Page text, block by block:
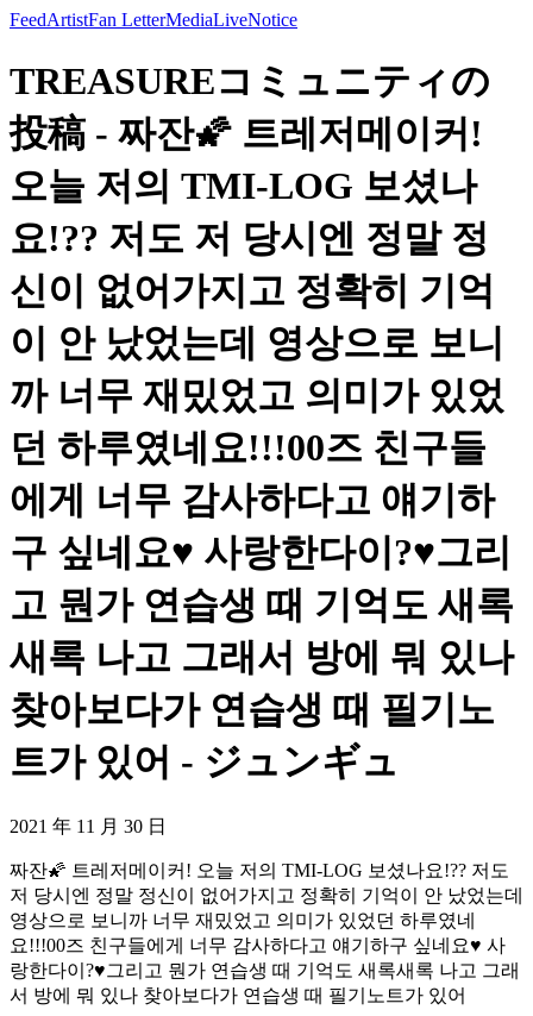
FeedArtistFan LetterMediaLiveNotice
TREASUREコミュニティの
投稿 - 짜잔🌠 트레저메이커!
오늘 저의 TMI-LOG 보셨나
요!?? 저도 저 당시엔 정말 정
신이 없어가지고 정확히 기억
이 안 났었는데 영상으로 보니
까 너무 재밌었고 의미가 있었
던 하루였네요!!!00즈 친구들
에게 너무 감사하다고 얘기하
구 싶네요♥️ 사랑한다이?♥️그리
고 뭔가 연습생 때 기억도 새록
새록 나고 그래서 방에 뭐 있나
찾아보다가 연습생 때 필기노
트가 있어 - ジュンギュ
2021 年 11 月 30 日
짜잔🌠 트레저메이커! 오늘 저의 TMI-LOG 보셨나요!?? 저도
저 당시엔 정말 정신이 없어가지고 정확히 기억이 안 났었는데
영상으로 보니까 너무 재밌었고 의미가 있었던 하루였네
요!!!00즈 친구들에게 너무 감사하다고 얘기하구 싶네요♥️ 사
랑한다이?♥️그리고 뭔가 연습생 때 기억도 새록새록 나고 그래
서 방에 뭐 있나 찾아보다가 연습생 때 필기노트가 있어